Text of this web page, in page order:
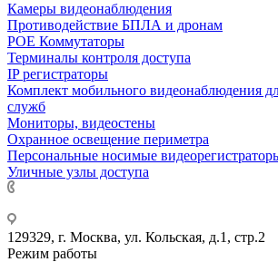
Камеры видеонаблюдения
Противодействие БПЛА и дронам
РОЕ Коммутаторы
Терминалы контроля доступа
IP регистраторы
Комплект мобильного видеонаблюдения
служб
Мониторы, видеостены
Охранное освещение периметра
Персональные носимые
Уличные узлы доступа
129329, г. Москва, ул. Кольская, д.1, стр.2
Режим работы